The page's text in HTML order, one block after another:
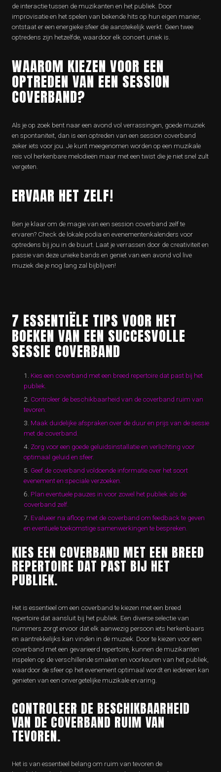
de interactie tussen de muzikanten en het publiek. Door
improvisatie en het spelen van bekende hits op hun eigen manier,
ontstaat er een energieke sfeer die aanstekelijk werkt. Geen twee
optredens zijn hetzelfde, waardoor elk concert uniek is.
WAAROM KIEZEN VOOR EEN
OPTREDEN VAN EEN SESSION
COVERBAND?
Als je op zoek bent naar een avond vol verrassingen, goede muziek
en spontaniteit, dan is een optreden van een session coverband
zeker iets voor jou. Je kunt meegenomen worden op een muzikale
reis vol herkenbare melodieën maar met een twist die je niet snel zult
vergeten.
ERVAAR HET ZELF!
Ben je klaar om de magie van een session coverband zelf te
ervaren? Check de lokale podia en evenementenkalenders voor
optredens bij jou in de buurt. Laat je verrassen door de creativiteit en
passie van deze unieke bands en geniet van een avond vol live
muziek die je nog lang zal bijblijven!
7 ESSENTIËLE TIPS VOOR HET
BOEKEN VAN EEN SUCCESVOLLE
SESSIE COVERBAND
Kies een coverband met een breed repertoire dat past bij het
publiek.
Controleer de beschikbaarheid van de coverband ruim van
tevoren.
Maak duidelijke afspraken over de duur en prijs van de sessie
met de coverband.
Zorg voor een goede geluidsinstallatie en verlichting voor
optimaal geluid en sfeer.
Geef de coverband voldoende informatie over het soort
evenement en speciale verzoeken.
Plan eventuele pauzes in voor zowel het publiek als de
coverband zelf.
Evalueer na afloop met de coverband om feedback te geven
en eventuele toekomstige samenwerkingen te bespreken.
KIES EEN COVERBAND MET EEN BREED
REPERTOIRE DAT PAST BIJ HET
PUBLIEK.
Het is essentieel om een coverband te kiezen met een breed
repertoire dat aansluit bij het publiek. Een diverse selectie van
nummers zorgt ervoor dat elk aanwezig persoon iets herkenbaars
en aantrekkelijks kan vinden in de muziek. Door te kiezen voor een
coverband met een gevarieerd repertoire, kunnen de muzikanten
inspelen op de verschillende smaken en voorkeuren van het publiek,
waardoor de sfeer op het evenement optimaal wordt en iedereen kan
genieten van een onvergetelijke muzikale ervaring.
CONTROLEER DE BESCHIKBAARHEID
VAN DE COVERBAND RUIM VAN
TEVOREN.
Het is van essentieel belang om ruim van tevoren de